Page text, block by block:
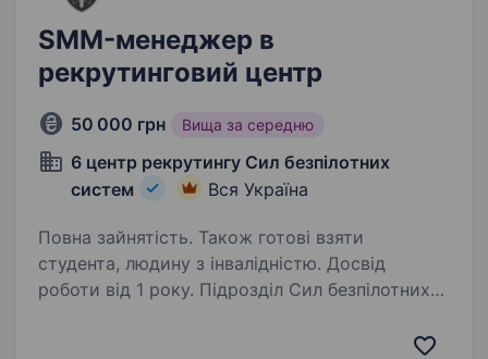
SMM-менеджер в
рекрутинговий центр
50 000 грн Вища за середню
6 центр рекрутингу Сил безпілотних
систем
Вся Україна
Повна зайнятість. Також готові взяти
студента, людину з інвалідністю. Досвід
роботи від 1 року. Підрозділ Сил безпілотних
до комунікаційної команди. Шукаємо людину,